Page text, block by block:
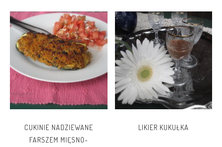
CUKINIE NADZIEWANE
FARSZEM MIĘSNO-
LIKIER KUKUŁKA